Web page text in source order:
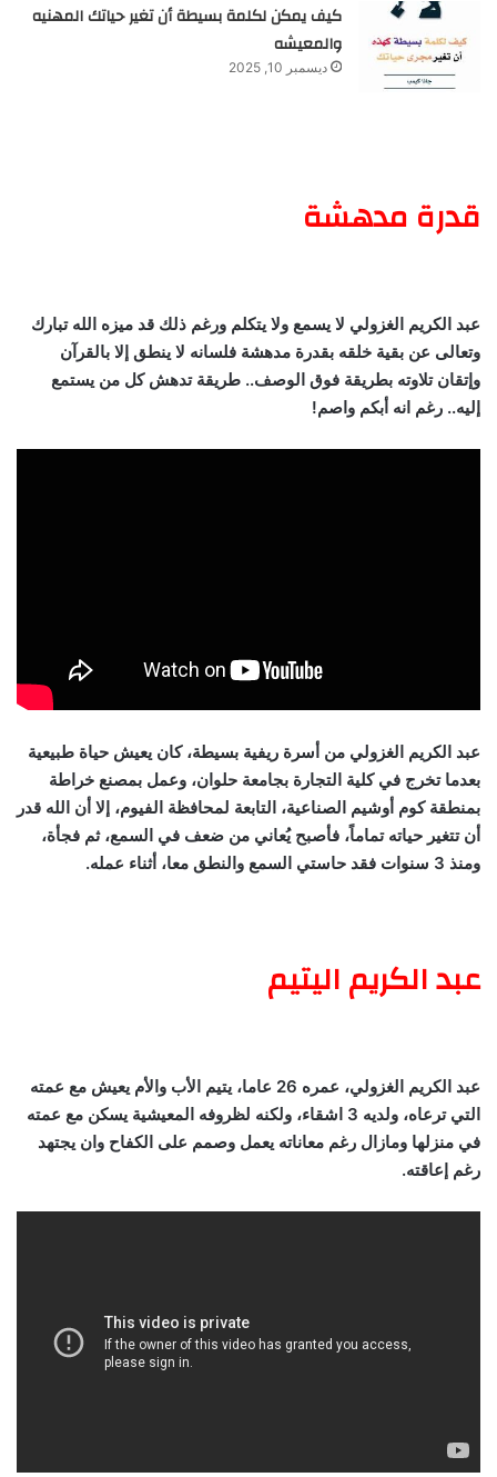
كيف يمكن لكلمة بسيطة أن تغير حياتك المهنيه
والمعيشه
ديسمبر 10, 2025
قدرة مدهشة
عبد الكريم الغزولي لا يسمع ولا يتكلم ورغم ذلك قد ميزه الله تبارك
وتعالى عن بقية خلقه بقدرة مدهشة فلسانه لا ينطق إلا بالقرآن
وإتقان تلاوته بطريقة فوق الوصف.. طريقة تدهش كل من يستمع
إليه.. رغم انه أبكم واصم!
عبد الكريم الغزولي من أسرة ريفية بسيطة، كان يعيش حياة طبيعية
بعدما تخرج في كلية التجارة بجامعة حلوان، وعمل بمصنع خراطة
بمنطقة كوم أوشيم الصناعية، التابعة لمحافظة الفيوم، إلا أن الله قدر
أن تتغير حياته تماماً، فأصبح يُعاني من ضعف في السمع، ثم فجأة،
ومنذ 3 سنوات فقد حاستي السمع والنطق معا، أثناء عمله.
عبد الكريم اليتيم
عبد الكريم الغزولي، عمره 26 عاما، يتيم الأب والأم يعيش مع عمته
التي ترعاه، ولديه 3 اشقاء، ولكنه لظروفه المعيشية يسكن مع عمته
في منزلها ومازال رغم معاناته يعمل وصمم على الكفاح وان يجتهد
رغم إعاقته.